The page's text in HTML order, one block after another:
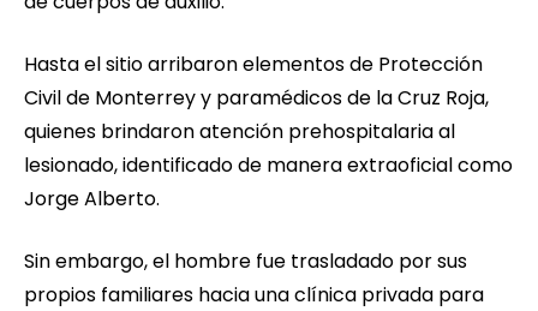
Hasta el sitio arribaron elementos de Protección
Civil de Monterrey y paramédicos de la Cruz Roja,
quienes brindaron atención prehospitalaria al
lesionado, identificado de manera extraoficial como
Jorge Alberto.
Sin embargo, el hombre fue trasladado por sus
propios familiares hacia una clínica privada para